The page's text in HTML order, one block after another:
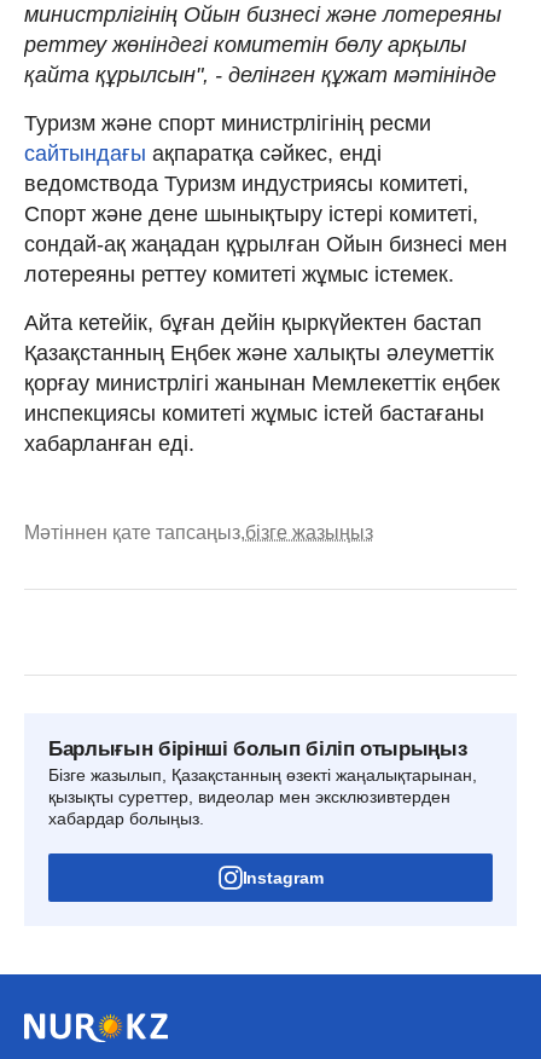
министрлігінің Ойын бизнесі және лотереяны
реттеу жөніндегі комитетін бөлу арқылы
қайта құрылсын", - делінген құжат мәтінінде
Туризм және спорт министрлігінің ресми
сайтындағы ақпаратқа сәйкес, енді
ведомствода Туризм индустриясы комитеті,
Спорт және дене шынықтыру істері комитеті,
сондай-ақ жаңадан құрылған Ойын бизнесі мен
лотереяны реттеу комитеті жұмыс істемек.
Айта кетейік, бұған дейін қыркүйектен бастап
Қазақстанның Еңбек және халықты әлеуметтік
қорғау министрлігі жанынан Мемлекеттік еңбек
инспекциясы комитеті жұмыс істей бастағаны
хабарланған еді.
Мәтіннен қате тапсаңыз,бізге жазыңыз
Барлығын бірінші болып біліп отырыңыз
Бізге жазылып, Қазақстанның өзекті жаңалықтарынан,
қызықты суреттер, видеолар мен эксклюзивтерден
хабардар болыңыз.
Instagram